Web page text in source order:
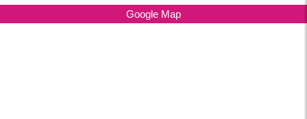
Google Map